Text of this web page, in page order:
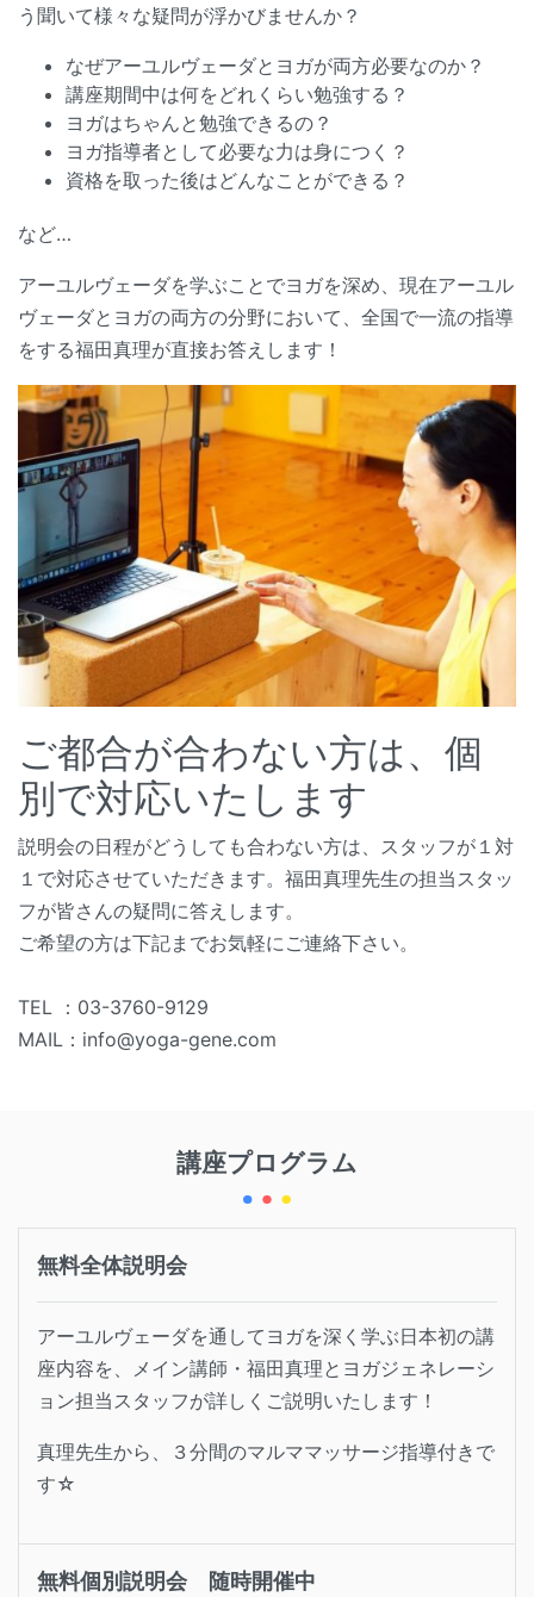
う聞いて様々な疑問が浮かびませんか？
なぜアーユルヴェーダとヨガが両方必要なのか？
講座期間中は何をどれくらい勉強する？
ヨガはちゃんと勉強できるの？
ヨガ指導者として必要な力は身につく？
資格を取った後はどんなことができる？
など…
アーユルヴェーダを学ぶことでヨガを深め、現在アーユル
ヴェーダとヨガの両方の分野において、全国で一流の指導
をする福田真理が直接お答えします！
ご都合が合わない方は、個
別で対応いたします
説明会の日程がどうしても合わない方は、スタッフが１対
１で対応させていただきます。福田真理先生の担当スタッ
フが皆さんの疑問に答えします。
ご希望の方は下記までお気軽にご連絡下さい。
TEL ：03-3760-9129
MAIL：info@yoga-gene.com
講座プログラム
無料全体説明会
アーユルヴェーダを通してヨガを深く学ぶ日本初の講
座内容を、メイン講師・福田真理とヨガジェネレーシ
ョン担当スタッフが詳しくご説明いたします！
真理先生から、３分間のマルママッサージ指導付きで
す☆
無料個別説明会 随時開催中